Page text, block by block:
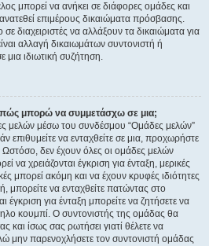
μπορεί να ανήκει σε διάφορες ομάδες και
επιμέρους δικαιώματα πρόσβασης.
διαχειριστές να αλλάξουν τα δικαιώματα για
αλλαγή δικαιωμάτων συντονιστή ή
ιδιωτική συζήτηση.
πώς μπορώ να συμμετάσχω σε μια;
μελών μέσω του συνδέσμου “Ομάδες μελών”
επιθυμείτε να ενταχθείτε σε μια, προχωρήστε
δεν έχουν όλες οι ομάδες μελών
να χρειάζονται έγκριση για ένταξη, μερικές
μπορεί ακόμη και να έχουν κρυφές ιδιότητες
μπορείτε να ενταχθείτε πατώντας στο
έγκριση για ένταξη μπορείτε να ζητήσετε να
κουμπί. Ο συντονιστής της ομάδας θα
και ίσως σας ρωτήσει γιατί θέλετε να
μην παρενοχλήσετε τον συντονιστή ομάδας